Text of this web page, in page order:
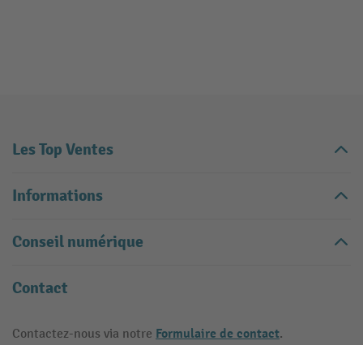
Les Top Ventes
Informations
Conseil numérique
Contact
Contactez-nous via notre Formulaire de contact.